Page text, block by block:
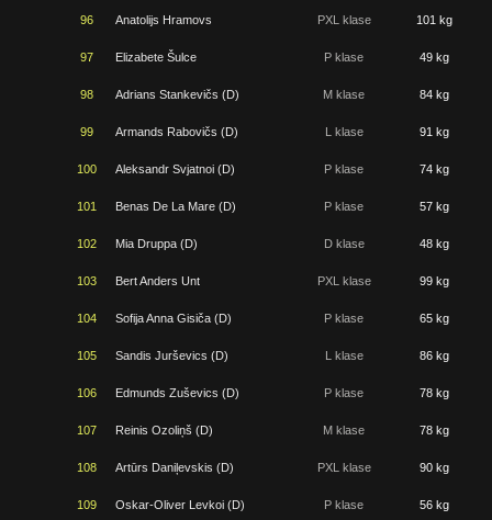
96 Anatolijs Hramovs PXL klase 101 kg
97 Elizabete Šulce P klase 49 kg
98 Adrians Stankevičs (D) M klase 84 kg
99 Armands Rabovičs (D) L klase 91 kg
100 Aleksandr Svjatnoi (D) P klase 74 kg
101 Benas De La Mare (D) P klase 57 kg
102 Mia Druppa (D) D klase 48 kg
103 Bert Anders Unt PXL klase 99 kg
104 Sofija Anna Gisiča (D) P klase 65 kg
105 Sandis Jurševics (D) L klase 86 kg
106 Edmunds Zuševics (D) P klase 78 kg
107 Reinis Ozoliņš (D) M klase 78 kg
108 Artūrs Daniļevskis (D) PXL klase 90 kg
109 Oskar-Oliver Levkoi (D) P klase 56 kg